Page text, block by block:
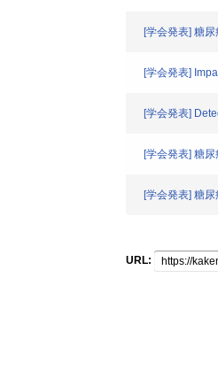
[学会発表] 糖
[学会発表]
[学会発表]
[学会発表] 糖
[学会発表] 糖
URL: